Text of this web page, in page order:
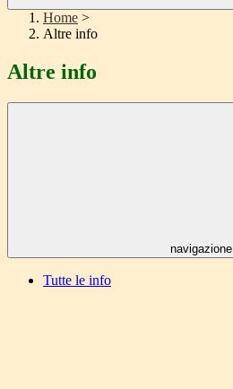
Home >
Altre info
Altre info
navigazione
Tutte le info